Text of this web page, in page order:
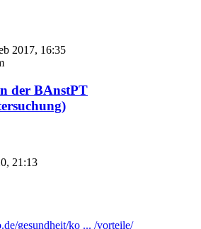
2017, 16:35
der BAnstPT
21:13
gesundheit/ko ... /vorteile/